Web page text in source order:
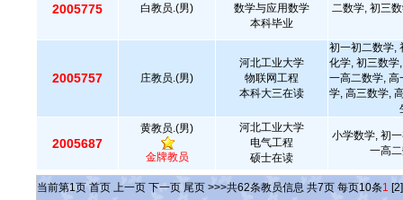
2005775 白教员.(男)
数学与应用数学
本科毕业
二数学, 初三
2005757 庄教员.(男)
河北工业大学
物联网工程
本科大三在读
初一初二数学,
化学, 初三数学
一高二数学, 高
学, 高三数学,
2005687
黄教员.(男)
金牌教员
河北工业大学
电气工程
硕士在读
小学数学, 初
一高
当前第1页 首页 上一页 下一页 尾页 >>>共62条教员信息 共7页 每页10条1 [2]